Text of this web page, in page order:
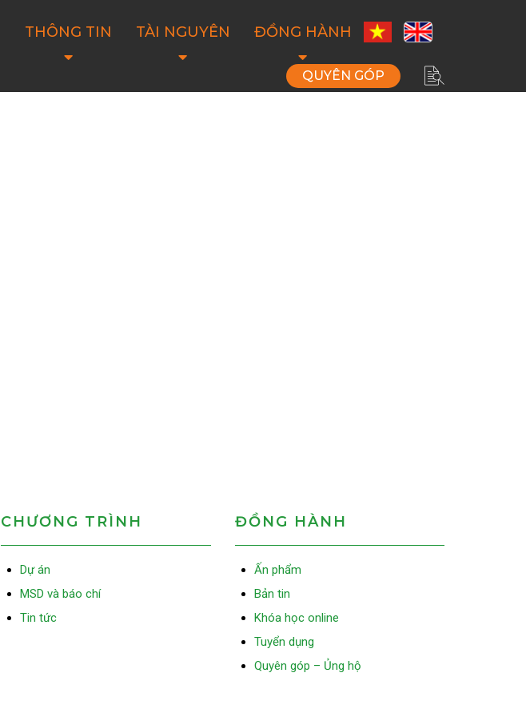
THÔNG TIN TÀI NGUYÊN ĐỒNG HÀNH
QUYÊN GÓP
CHƯƠNG TRÌNH
Dự án
MSD và báo chí
Tin tức
ĐỒNG HÀNH
Ấn phẩm
Bản tin
Khóa học online
Tuyển dụng
Quyên góp – Ủng hộ